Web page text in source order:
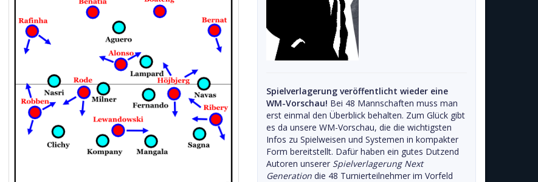
Spielverlagerung veröffentlicht wieder eine
WM-Vorschau! Bei 48 Mannschaften muss man
erst einmal den Überblick behalten. Zum Glück gibt
es da unsere WM-Vorschau, die die wichtigsten
Infos zu Spielweisen und Systemen in kompakter
Form bereitstellt. Dafür haben ein gutes Dutzend
Autoren unserer Spielverlagerung Next
Generation die 48 Turnierteilnehmer im Vorfeld